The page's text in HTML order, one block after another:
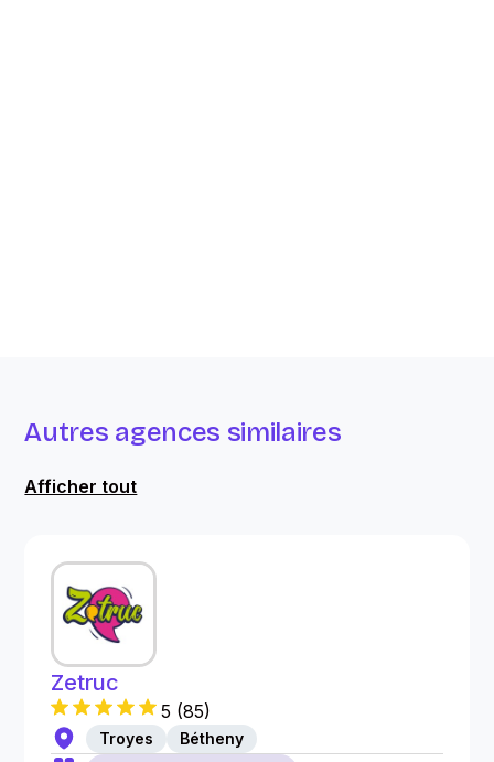
Autres agences similaires
Afficher tout
Zetruc
5 (85)
Troyes
Bétheny